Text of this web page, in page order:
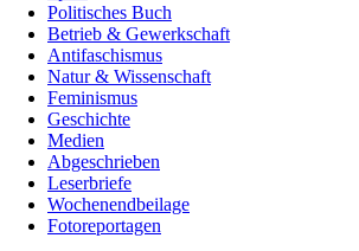
Politisches Buch
Betrieb & Gewerkschaft
Antifaschismus
Natur & Wissenschaft
Feminismus
Geschichte
Medien
Abgeschrieben
Leserbriefe
Wochenendbeilage
Fotoreportagen